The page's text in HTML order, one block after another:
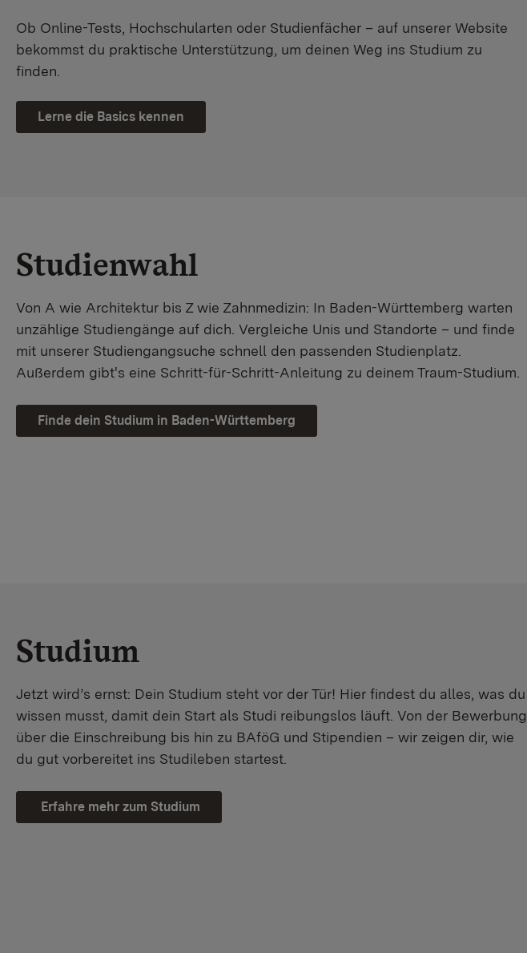
Ob Online-Tests, Hochschularten oder Studienfächer – auf unserer Website
bekommst du praktische Unterstützung, um deinen Weg ins Studium zu
finden.
Lerne die Basics kennen
Studienwahl
Von A wie Architektur bis Z wie Zahnmedizin: In Baden-Württemberg warten
unzählige Studiengänge auf dich. Vergleiche Unis und Standorte – und finde
mit unserer Studiengangsuche schnell den passenden Studienplatz.
Außerdem gibt's eine Schritt-für-Schritt-Anleitung zu deinem Traum-Studium.
Finde dein Studium in Baden-Württemberg
Studium
Jetzt wird’s ernst: Dein Studium steht vor der Tür! Hier findest du alles, was du
wissen musst, damit dein Start als Studi reibungslos läuft. Von der Bewerbung
über die Einschreibung bis hin zu BAföG und Stipendien – wir zeigen dir, wie
du gut vorbereitet ins Studileben startest.
Erfahre mehr zum Studium